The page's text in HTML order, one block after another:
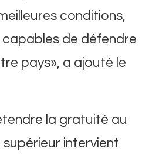
conditions,
capables de défendre
pays», a ajouté le
la gratuité au
intervient